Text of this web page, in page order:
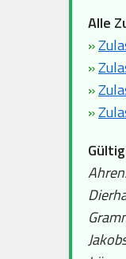
Alle
»
»
»
»